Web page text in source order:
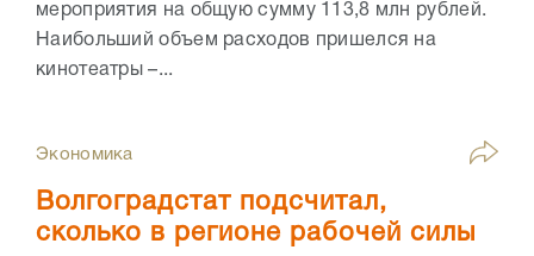
мероприятия на общую сумму 113,8 млн рублей.
Наибольший объем расходов пришелся на
кинотеатры –...
Экономика
Волгоградстат подсчитал,
сколько в регионе рабочей силы